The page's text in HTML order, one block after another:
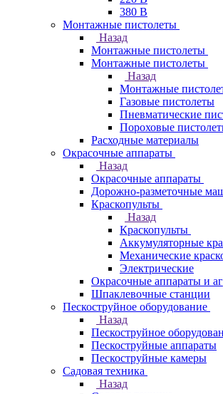
380 В
Монтажные пистолеты
Назад
Монтажные пистолеты
Монтажные пистолеты
Назад
Монтажные
Газовые пистолеты
Пневматические
Пороховые
Расходные материалы
Окрасочные аппараты
Назад
Окрасочные аппараты
Дорожно-разметочные
Краскопульты
Назад
Краскопульты
Аккумуляторные
Механические
Электрические
Окрасочные аппараты и
Шпаклевочные станции
Пескоструйное оборудование
Назад
Пескоструйное
Пескоструйные аппараты
Пескоструйные камеры
Садовая техника
Назад